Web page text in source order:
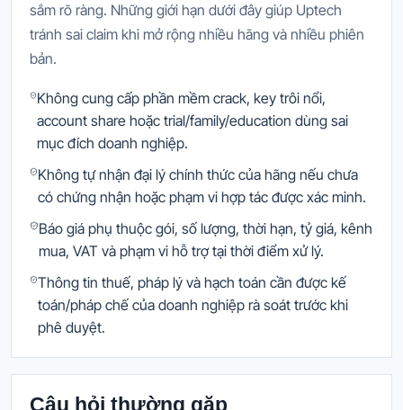
sắm rõ ràng. Những giới hạn dưới đây giúp Uptech
tránh sai claim khi mở rộng nhiều hãng và nhiều phiên
bản.
Không cung cấp phần mềm crack, key trôi nổi,
account share hoặc trial/family/education dùng sai
mục đích doanh nghiệp.
Không tự nhận đại lý chính thức của hãng nếu chưa
có chứng nhận hoặc phạm vi hợp tác được xác minh.
Báo giá phụ thuộc gói, số lượng, thời hạn, tỷ giá, kênh
mua, VAT và phạm vi hỗ trợ tại thời điểm xử lý.
Thông tin thuế, pháp lý và hạch toán cần được kế
toán/pháp chế của doanh nghiệp rà soát trước khi
phê duyệt.
Câu hỏi thường gặp